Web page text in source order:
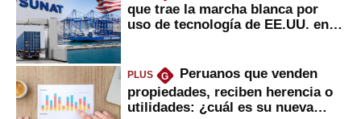
que trae la marcha blanca por
uso de tecnología de EE.UU. en
PLUS G
Peruanos que venden
propiedades, reciben herencia o
utilidades: ¿cuál es su nueva